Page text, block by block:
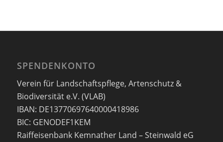
SPENDENKONTO
Verein für Landschaftspflege, Artenschutz &
Biodiversität e.V. (VLAB)
IBAN: DE13770697640000418986
BIC: GENODEF1KEM
Raiffeisenbank Kemnather Land – Steinwald eG